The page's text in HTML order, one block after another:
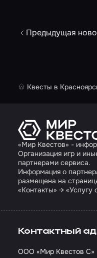
Предыдущая
Квесты в
«Мир Квестов» -
Организация игр и
партнерами сервиса.
Информация о
размещена на
«Контакты» → «Услугу
Контактный
ООО «Мир Квестов С»